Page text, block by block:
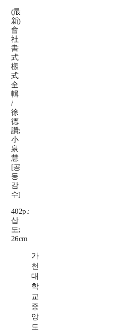
(最
新)
會
社
書
式
樣
式
全
輯
/
徐
德
讚;
小
泉
慧
[공
동
감
수]
402p.:
삽
도;
26cm
가
천
대
학
교
중
앙
도